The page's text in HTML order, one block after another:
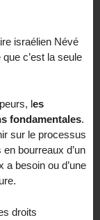
israélien Névé
c’est la seule
les
fondamentales.
sur le processus
bourreaux d’un
a besoin ou d’une
droits